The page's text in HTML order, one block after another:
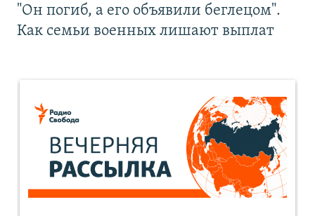
"Он погиб, а его объявили беглецом".
Как семьи военных лишают выплат